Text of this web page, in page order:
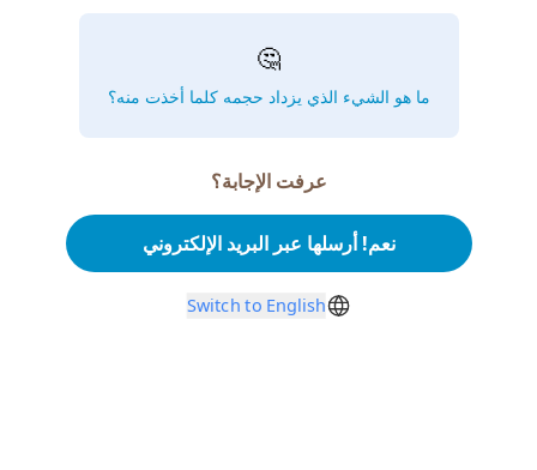
🤔
ما هو الشيء الذي يزداد حجمه كلما أخذت منه؟
عرفت الإجابة؟
نعم! أرسلها عبر البريد الإلكتروني
Switch to English